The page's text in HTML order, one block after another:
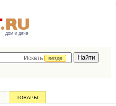
дом и дача
Искать
везде
ТОВАРЫ